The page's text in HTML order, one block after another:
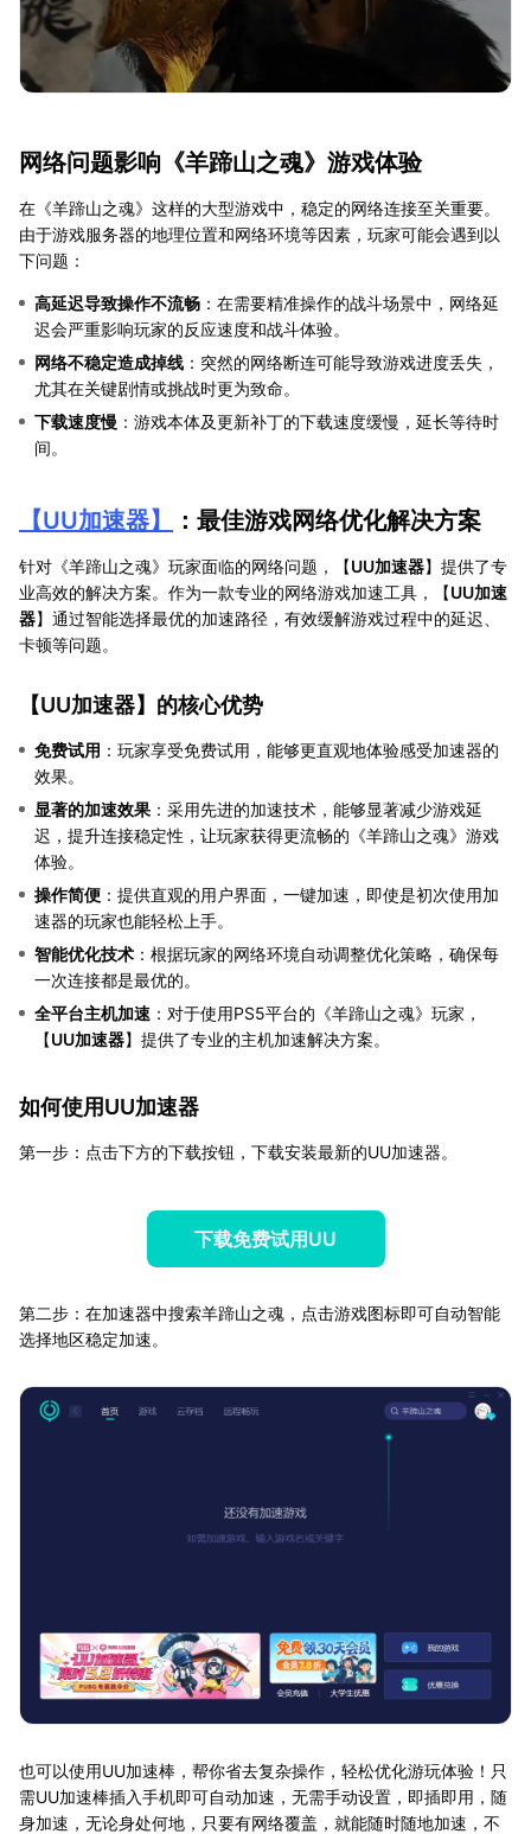
网络问题影响《羊蹄山之魂》游戏体验
在《羊蹄山之魂》这样的大型游戏中，稳定的网络连接至关重要。
由于游戏服务器的地理位置和网络环境等因素，玩家可能会遇到以
下问题：
高延迟导致操作不流畅 ：在需要精准操作的战斗场景中，网络延
迟会严重影响玩家的反应速度和战斗体验。
网络不稳定造成掉线 ：突然的网络断连可能导致游戏进度丢失，
尤其在关键剧情或挑战时更为致命。
下载速度慢 ：游戏本体及更新补丁的下载速度缓慢，延长等待时
间。
【UU加速器】 ：最佳游戏网络优化解决方案
针对《羊蹄山之魂》玩家面临的网络问题，【UU加速器】提供了专
业高效的解决方案。作为一款专业的网络游戏加速工具，【UU加速
器】通过智能选择最优的加速路径，有效缓解游戏过程中的延迟、
卡顿等问题。
【UU加速器】的核心优势
免费试用 ：玩家享受免费试用，能够更直观地体验感受加速器的
效果。
显著的加速效果 ：采用先进的加速技术，能够显著减少游戏延
迟，提升连接稳定性，让玩家获得更流畅的《羊蹄山之魂》游戏
体验。
操作简便 ：提供直观的用户界面，一键加速，即使是初次使用加
速器的玩家也能轻松上手。
智能优化技术 ：根据玩家的网络环境自动调整优化策略，确保每
一次连接都是最优的。
全平台主机加速 ：对于使用PS5平台的《羊蹄山之魂》玩家，
【UU加速器】提供了专业的主机加速解决方案。
如何使用UU加速器
第一步：点击下方的下载按钮，下载安装最新的UU加速器。
下载免费试用UU
第二步：在加速器中搜索羊蹄山之魂，点击游戏图标即可自动智能
选择地区稳定加速。
也可以使用UU加速棒，帮你省去复杂操作，轻松优化游玩体验！只
需UU加速棒插入手机即可自动加速，无需手动设置，即插即用，随
身加速，无论身处何地，只要有网络覆盖，就能随时随地加速，不